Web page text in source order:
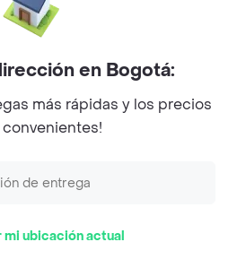
de Restaurantes
países
play AppGallery
en Bogotá:
más rápidas y los precios
convenientes!
mi ubicación actual